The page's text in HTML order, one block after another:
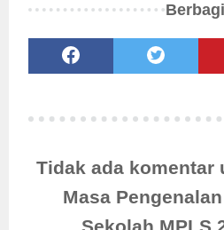
Berbagi
Tidak ada komentar
Masa